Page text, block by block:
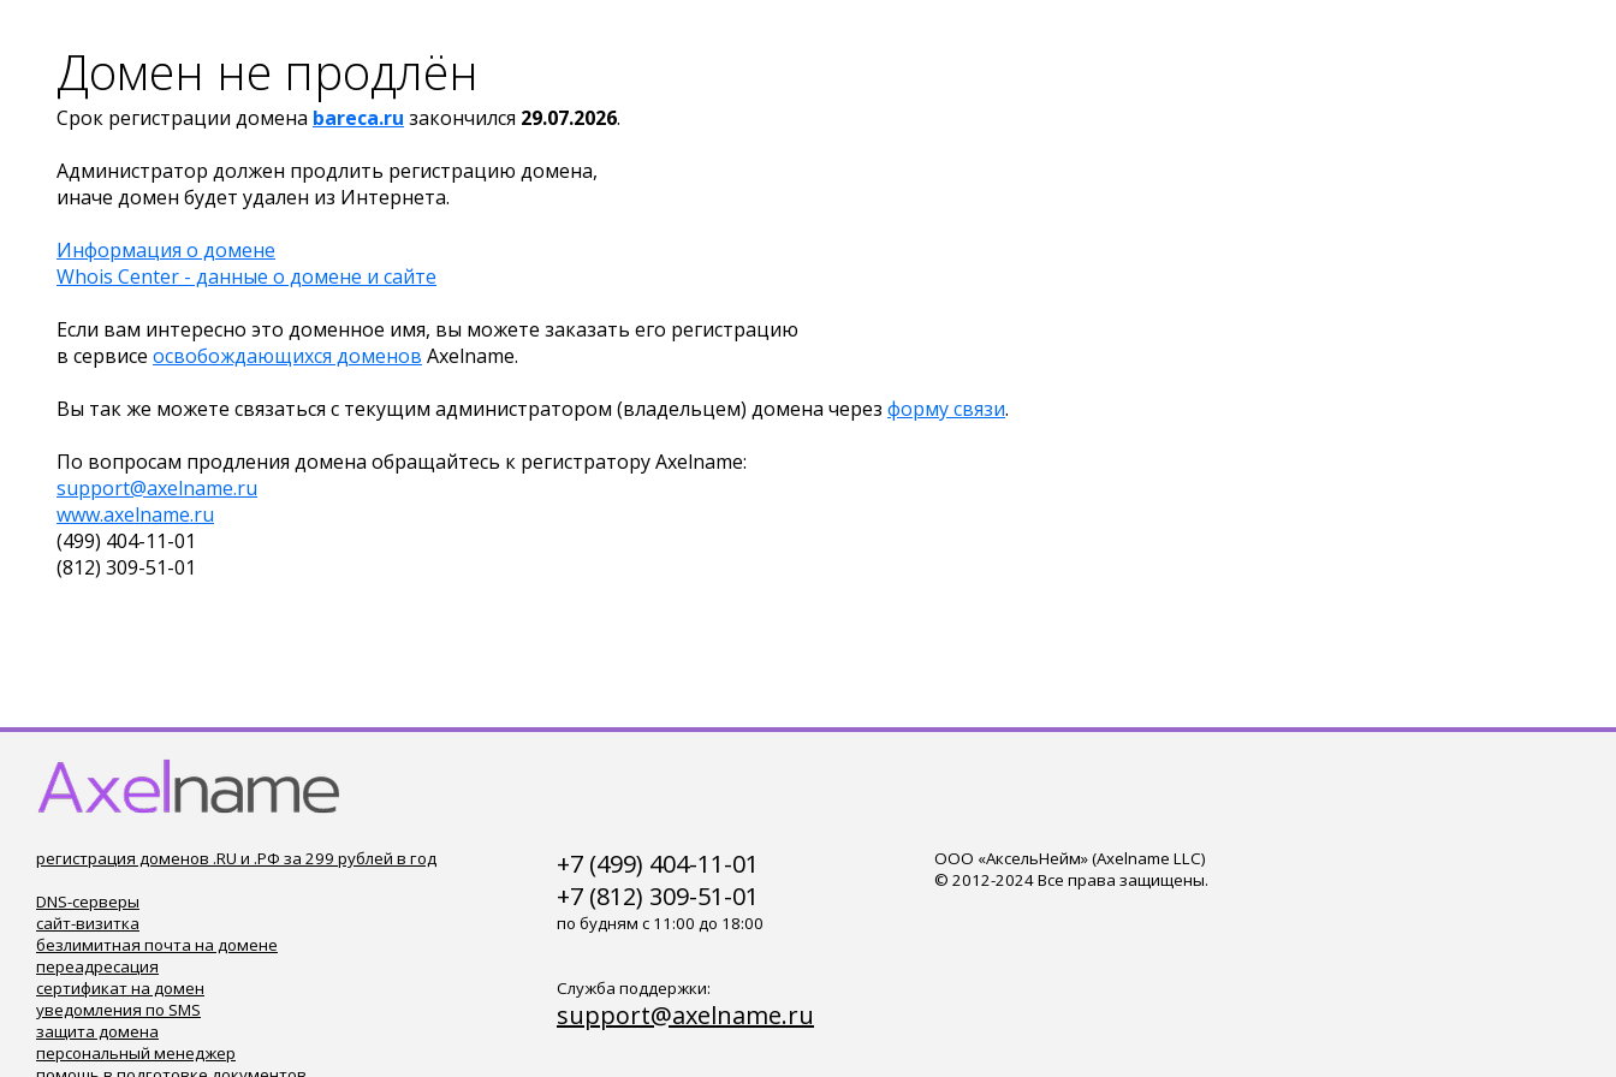
Домен не продлён
Срок регистрации домена bareca.ru закончился 29.07.2026.
Администратор должен продлить регистрацию домена,
иначе домен будет удален из Интернета.
Информация о домене
Whois Center - данные о домене и сайте
Если вам интересно это доменное имя, вы можете заказать его регистрацию
в сервисе освобождающихся доменов Axelname.
Вы так же можете связаться с текущим администратором (владельцем) домена через форму связи.
По вопросам продления домена обращайтесь к регистратору Axelname:
support@axelname.ru
www.axelname.ru
(499) 404-11-01
(812) 309-51-01
регистрация доменов .RU и .РФ за 299 рублей в год
DNS-серверы
сайт-визитка
безлимитная почта на домене
переадресация
сертификат на домен
уведомления по SMS
защита домена
персональный менеджер
+7 (499) 404-11-01
+7 (812) 309-51-01
по будням с 11:00 до 18:00
Служба поддержки:
support@axelname.ru
ООО «АксельНейм» (Axelname LLC)
© 2012-2024 Все права защищены.